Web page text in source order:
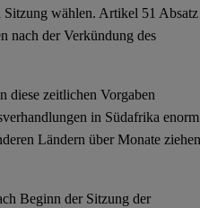
Sitzung wählen. Artikel 51 Absatz
nach der Verkündung des
diese zeitlichen Vorgaben
in Südafrika enorm
Ländern über Monate ziehen
Beginn der Sitzung der